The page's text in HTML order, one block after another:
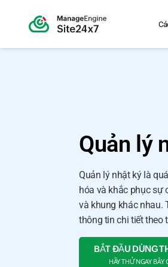
Quản lý
Quản lý nhật ký là
hóa và khắc phục sự
và khung khác nhau.
thông tin chi tiết theo
BẮT ĐẦU DÙNG
HÃY THỬ NGAY